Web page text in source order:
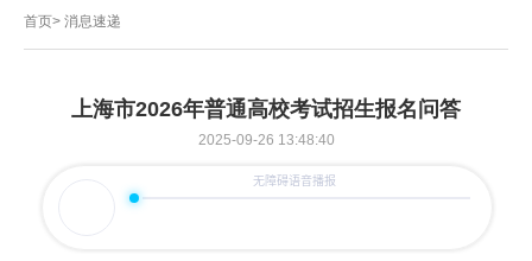
首页> 消息速递
上海市2026年普通高校考试招生报名问答
2025-09-26 13:48:40